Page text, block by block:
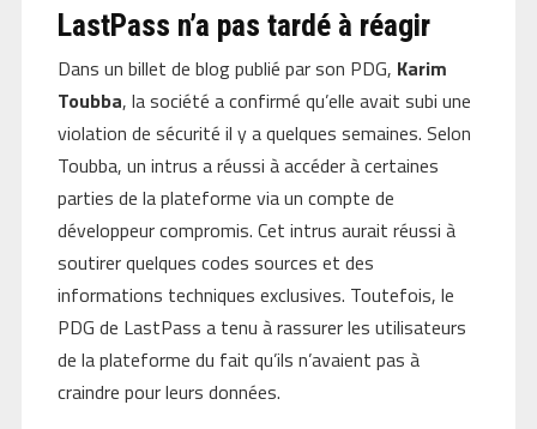
LastPass n’a pas tardé à réagir
Dans un billet de blog publié par son PDG, Karim
Toubba, la société a confirmé qu’elle avait subi une
violation de sécurité il y a quelques semaines. Selon
Toubba, un intrus a réussi à accéder à certaines
parties de la plateforme via un compte de
développeur compromis. Cet intrus aurait réussi à
soutirer quelques codes sources et des
informations techniques exclusives. Toutefois, le
PDG de LastPass a tenu à rassurer les utilisateurs
de la plateforme du fait qu’ils n’avaient pas à
craindre pour leurs données.